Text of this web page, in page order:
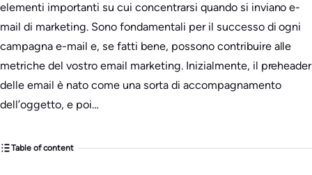
elementi importanti su cui concentrarsi quando si inviano e-
mail di marketing. Sono fondamentali per il successo di ogni
campagna e-mail e, se fatti bene, possono contribuire alle
metriche del vostro email marketing. Inizialmente, il preheader
delle email è nato come una sorta di accompagnamento
dell’oggetto, e poi…
Table of content